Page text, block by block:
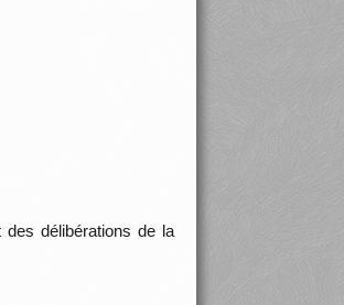
délibérations de la